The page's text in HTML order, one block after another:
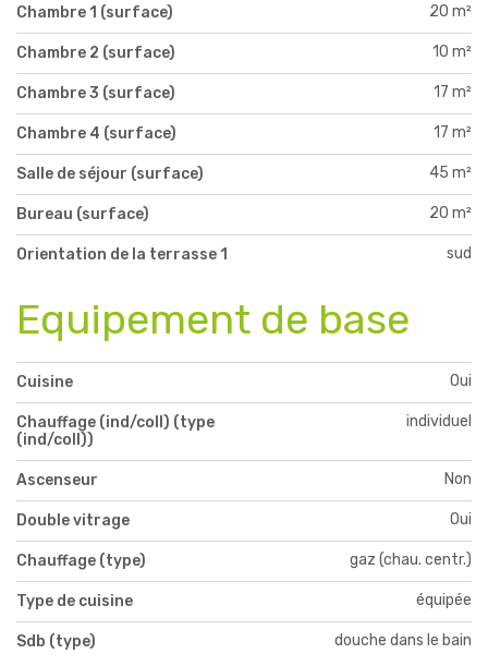
Chambre 1 (surface) 20 m²
Chambre 2 (surface) 10 m²
Chambre 3 (surface) 17 m²
Chambre 4 (surface) 17 m²
Salle de séjour (surface) 45 m²
Bureau (surface) 20 m²
Orientation de la terrasse 1 sud
Equipement de base
Cuisine Oui
Chauffage (ind/coll) (type
(ind/coll))
individuel
Ascenseur Non
Double vitrage Oui
Chauffage (type) gaz (chau. centr.)
Type de cuisine équipée
Sdb (type) douche dans le bain